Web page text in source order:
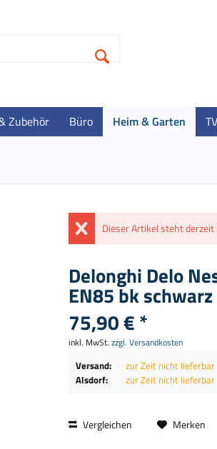
Zubehör Büro Heim & Garten
Dieser Artikel steht
Delonghi Delo
EN85 bk schwarz
75,90 € *
inkl. MwSt. zzgl. Versandkosten
Versand:
zur Zeit nicht lieferbar
Alsdorf:
zur Zeit nicht lieferbar
Vergleichen Merken